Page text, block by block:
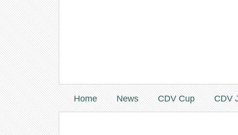
Home News CDV Cup CDV